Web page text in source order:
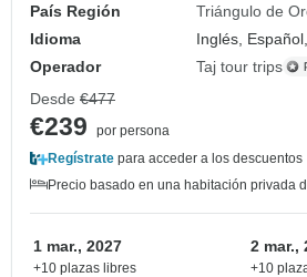
País Región
Triángulo de
Idioma
Inglés, Español,
Operador
Taj tour trips
Desde €477
€239
por persona
Regístrate para acceder a los descuentos
Precio basado en una habitación privada
1 mar., 2027
+10 plazas libres
2 mar.,
+10